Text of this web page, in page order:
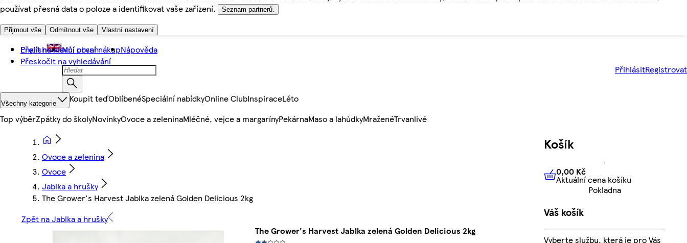
používat přesná data o poloze a identifikovat vaše zařízení.
Seznam partnerů.
Přijmout vše Odmítnout vše Vlastní nastavení
Přejít na hlavní obsah
Přeskočit na vyhledávání
English Můj první nákupNápověda
PřihlásitRegistrovat
Všechny kategorie Koupit teďOblíbenéSpeciální nabídkyOnline ClubInspiraceLéto
Top výběrZpátky do školyNovinkyOvoce a zeleninaMléčné, vejce a margarínyPekárnaMaso a lahůdkyMraženéTrvanlivé
Ovoce a zelenina
Ovoce
Jablka a hrušky
The Grower's Harvest Jablka zelená Golden Delicious 2kg
Zpět na Jablka a hrušky
The Grower's Harvest Jablka zelená Golden Delicious 2kg
Košík
0,00 KčAktuální cena košíku
0,00 Kč
Aktuální cena košíku
Pokladna
Váš košík
Vyberte službu, která je pro Vás